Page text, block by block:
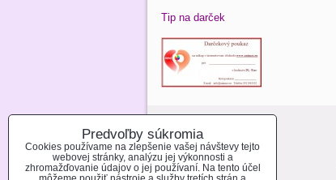
Tip na darček
O NAKUPOVANÍ:
REGISTROVAŤ SA
Predvoľby súkromia
Cookies používame na zlepšenie vašej návštevy tejto
webovej stránky, analýzu jej výkonnosti a
zhromažďovanie údajov o jej používaní. Na tento účel